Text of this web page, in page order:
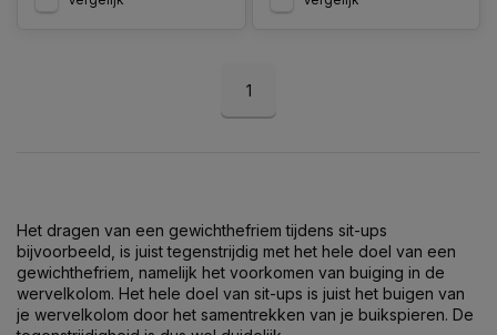
1
Het dragen van een gewichthefriem tijdens sit-ups
bijvoorbeeld, is juist tegenstrijdig met het hele doel van een
gewichthefriem, namelijk het voorkomen van buiging in de
wervelkolom. Het hele doel van sit-ups is juist het buigen van
je wervelkolom door het samentrekken van je buikspieren. De